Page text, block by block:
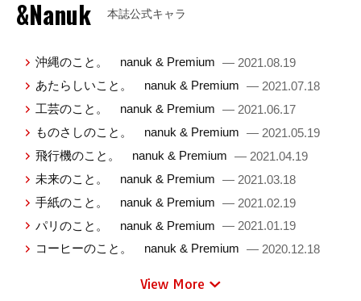
&Nanuk 本誌公式キャラ
沖縄のこと。 nanuk & Premium — 2021.08.19
あたらしいこと。 nanuk & Premium — 2021.07.18
工芸のこと。 nanuk & Premium — 2021.06.17
ものさしのこと。 nanuk & Premium — 2021.05.19
飛行機のこと。 nanuk & Premium — 2021.04.19
未来のこと。 nanuk & Premium — 2021.03.18
手紙のこと。 nanuk & Premium — 2021.02.19
パリのこと。 nanuk & Premium — 2021.01.19
コーヒーのこと。 nanuk & Premium — 2020.12.18
View More